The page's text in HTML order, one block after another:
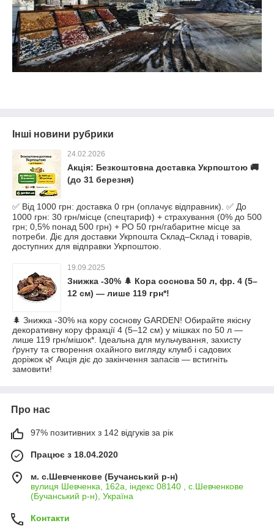
Інші новини рубрики
24.02.2026
Акція: Безкоштовна доставка Укрпоштою 🚚
(до 31 березня)
✅ Від 1000 грн: доставка 0 грн (оплачує відправник). ✅ До
1000 грн: 30 грн/місце (спецтариф) + страхування (0% до 500
грн; 0,5% понад 500 грн) + РО 50 грн/габаритне місце за
потреби. Діє для доставки Укрпошта Склад–Склад і товарів,
доступних для відправки Укрпоштою.
19.09.2025
Знижка -30% 🌲 Кора соснова 50 л, фр. 4 (5–
12 см) — лише 119 грн*!
🌲 Знижка -30% на кору соснову GARDEN! Обирайте якісну
декоративну кору фракції 4 (5–12 см) у мішках по 50 л —
лише 119 грн/мішок*. Ідеальна для мульчування, захисту
ґрунту та створення охайного вигляду клумб і садових
доріжок 🌿 Акція діє до закінчення запасів — встигніть
замовити!
Про нас
97% позитивних з 142 відгуків за рік
Працює з 18.04.2020
м. с.Шевченкове (Бучанський р-н)
вулиця Шевченка, 162а, індекс 08140 , с.Шевченкове
(Бучанський р-н), Україна
Контакти